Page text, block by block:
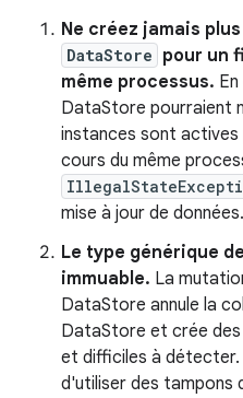
Ne créez jamais
DataStore pour un
même processus.
DataStore pourraient
instances sont actives
cours du même
mise à jour de données.
Le type générique de
immuable. La
DataStore annule la
DataStore et crée
et difficiles à détecter.
d'utiliser des tampons